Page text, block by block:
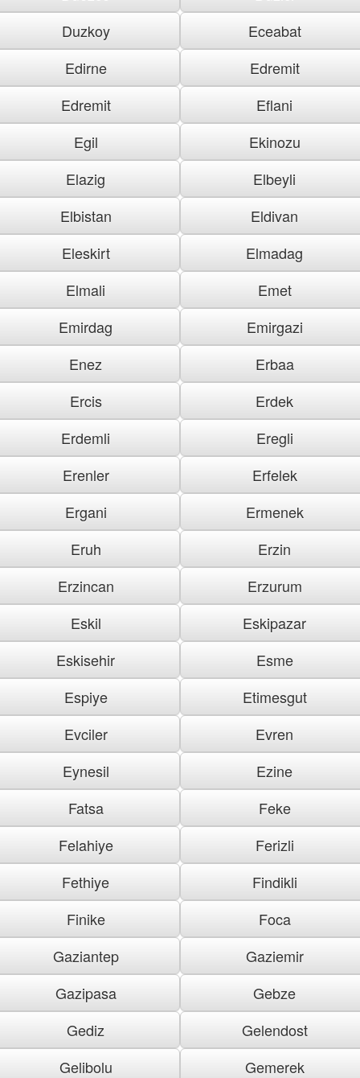
Duzkoy
Eceabat
Edirne
Edremit
Edremit
Eflani
Egil
Ekinozu
Elazig
Elbeyli
Elbistan
Eldivan
Eleskirt
Elmadag
Elmali
Emet
Emirdag
Emirgazi
Enez
Erbaa
Ercis
Erdek
Erdemli
Eregli
Erenler
Erfelek
Ergani
Ermenek
Eruh
Erzin
Erzincan
Erzurum
Eskil
Eskipazar
Eskisehir
Esme
Espiye
Etimesgut
Evciler
Evren
Eynesil
Ezine
Fatsa
Feke
Felahiye
Ferizli
Fethiye
Findikli
Finike
Foca
Gaziantep
Gaziemir
Gazipasa
Gebze
Gediz
Gelendost
Gelibolu
Gemerek